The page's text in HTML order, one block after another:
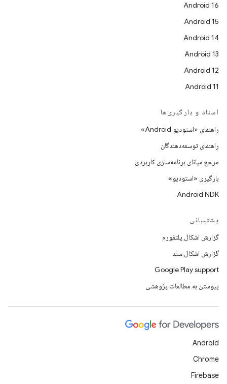
Android 16
Android 15
Android 14
Android 13
Android 12
Android 11
اسناد و بارگیری‌ها
راهنمای «استودیو Android»
راهنمای توسعه‌دهندگان
مرجع میانای برنامه‌سازی کاربردی
بارگیری «استودیو»
Android NDK
پشتیبانی
گزارش اشکال پلتفورم
گزارش اشکال سند
Google Play support
پیوستن به مطالعات پژوهشی
Android
Chrome
Firebase